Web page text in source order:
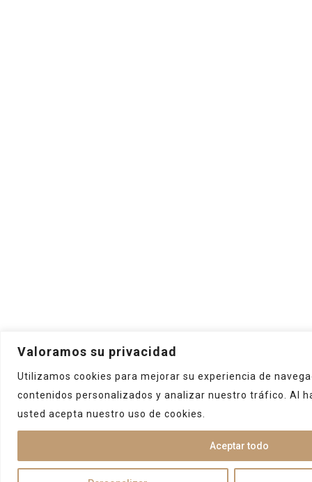
Valoramos su privacidad
Utilizamos cookies para mejorar su experiencia de
contenidos personalizados y analizar nuestro tráfico. Al
usted acepta nuestro uso de cookies.
Aceptar todo